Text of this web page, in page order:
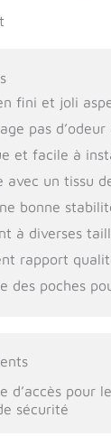
fini et joli
pas
et facile à
avec un tissu
bonne
à diverses
rapport
des poches
d’accès pour
sécurité